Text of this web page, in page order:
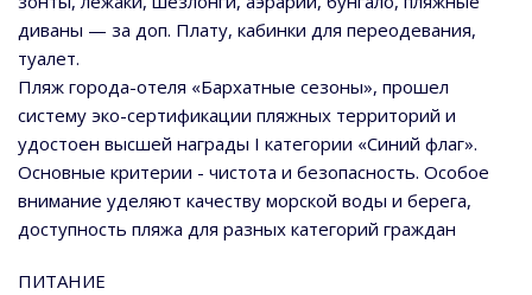
диваны — за доп. Плату, кабинки для переодевания,
туалет.
Пляж города-отеля «Бархатные сезоны», прошел
систему эко-сертификации пляжных территорий и
удостоен высшей награды I категории «Синий флаг».
Основные критерии - чистота и безопасность. Особое
внимание уделяют качеству морской воды и берега,
доступность пляжа для разных категорий граждан
ПИТАНИЕ